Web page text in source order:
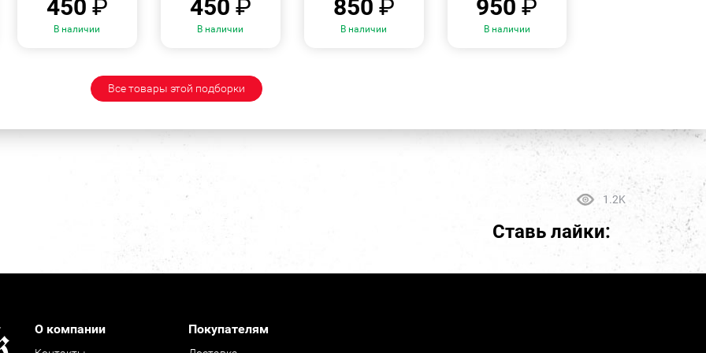
450 ₽
В наличии
450 ₽
В наличии
850 ₽
В наличии
950₽
В наличии
Все товары этой подборки
1.2K
Ставь лайки:
О компании Покупателям